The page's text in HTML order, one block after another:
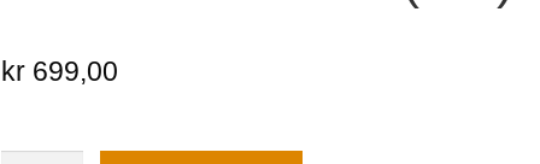
kr 699,00